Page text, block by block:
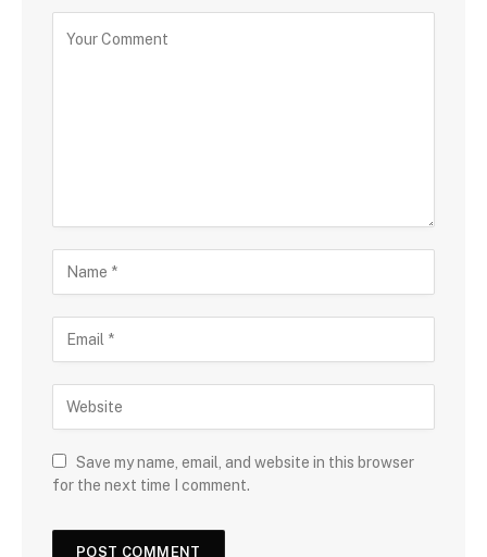
Save my name, email, and website in this browser
for the next time I comment.